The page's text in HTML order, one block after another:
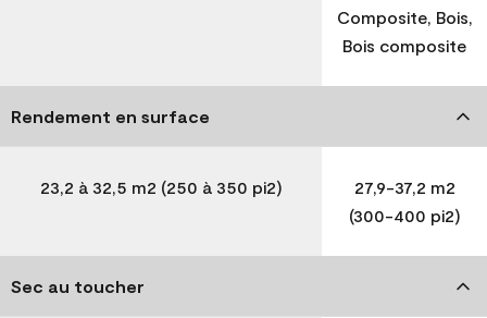
Composite, Bois,
Bois composite
Rendement en surface
23,2 à 32,5 m2 (250 à 350 pi2)
27,9-37,2 m2
(300-400 pi2)
Sec au toucher